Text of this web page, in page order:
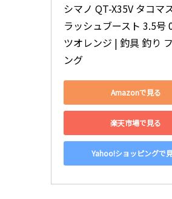
シマノ QT-X35V タコマ
ラッシュブースト 3.5号
ツオレンジ | 釣具 釣り
ング
Amazonで見る
楽天市場で見る
Yahoo!ショッピングで